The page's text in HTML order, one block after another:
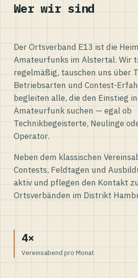
Wer wir sind
Der Ortsverband E13 ist die
Amateurfunks im Alstertal. Wir
regelmäßig, tauschen uns über
Betriebsarten und Contest-
begleiten alle, die den Einstieg
Amateurfunk suchen — egal ob
Technikbegeisterte, Neulinge
Operator.
Neben dem klassischen
Contests, Feldtagen und
aktiv und pflegen den Kontakt
Ortsverbänden im Distrikt
4×
Vereinsabend pro Monat